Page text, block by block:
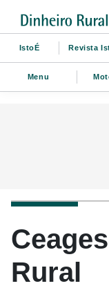
IstoÉ Revista
Menu
Rural